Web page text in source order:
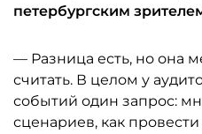
петербургским
— Разница есть, но она
считать. В целом у
событий один запрос:
сценариев, как провести